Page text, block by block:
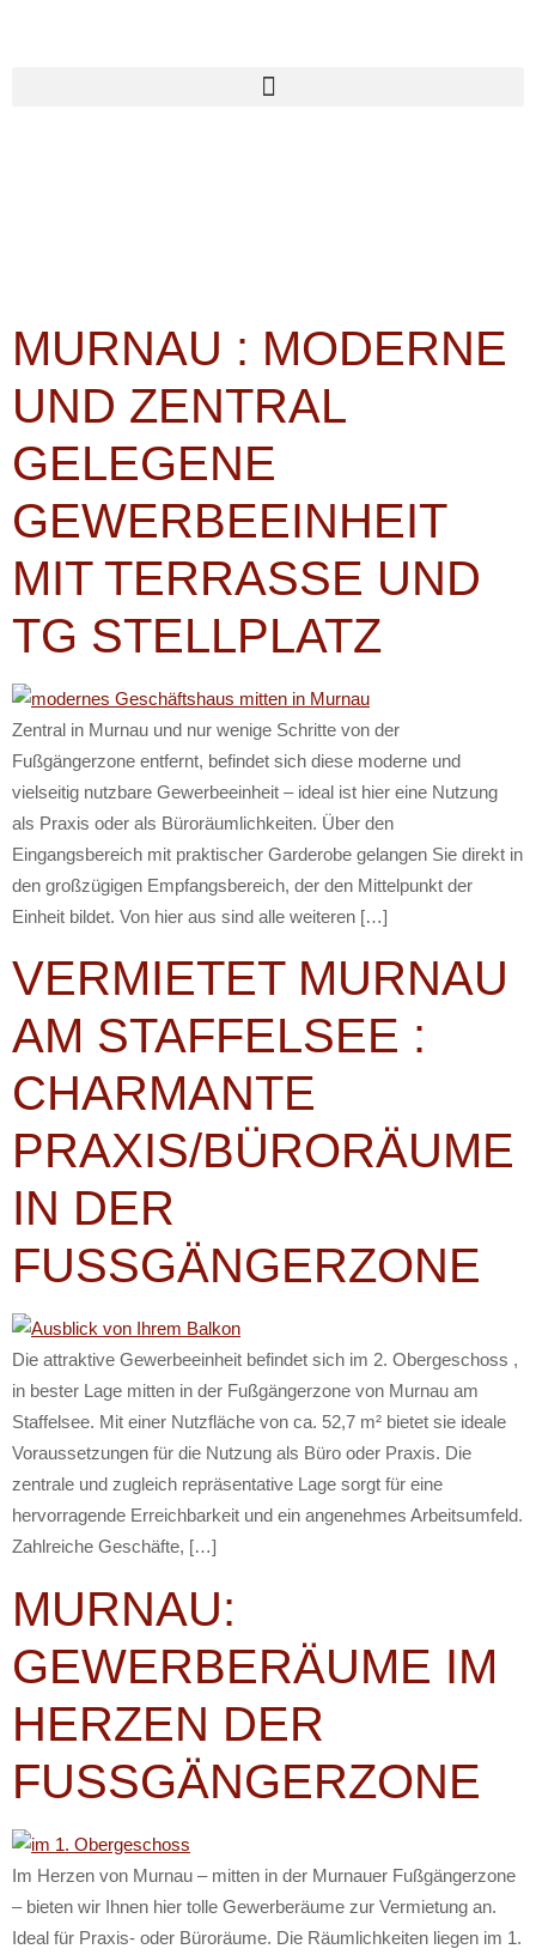
MURNAU : MODERNE
UND ZENTRAL
GELEGENE
GEWERBEEINHEIT
MIT TERRASSE UND
TG STELLPLATZ
Zentral in Murnau und nur wenige Schritte von der
Fußgängerzone entfernt, befindet sich diese moderne und
vielseitig nutzbare Gewerbeeinheit – ideal ist hier eine Nutzung
als Praxis oder als Büroräumlichkeiten. Über den
Eingangsbereich mit praktischer Garderobe gelangen Sie direkt in
den großzügigen Empfangsbereich, der den Mittelpunkt der
Einheit bildet. Von hier aus sind alle weiteren […]
VERMIETET MURNAU
AM STAFFELSEE :
CHARMANTE
PRAXIS/BÜRORÄUME
IN DER
FUSSGÄNGERZONE
Die attraktive Gewerbeeinheit befindet sich im 2. Obergeschoss ,
in bester Lage mitten in der Fußgängerzone von Murnau am
Staffelsee. Mit einer Nutzfläche von ca. 52,7 m² bietet sie ideale
Voraussetzungen für die Nutzung als Büro oder Praxis. Die
zentrale und zugleich repräsentative Lage sorgt für eine
hervorragende Erreichbarkeit und ein angenehmes Arbeitsumfeld.
Zahlreiche Geschäfte, […]
MURNAU:
GEWERBERÄUME IM
HERZEN DER
FUSSGÄNGERZONE
Im Herzen von Murnau – mitten in der Murnauer Fußgängerzone
– bieten wir Ihnen hier tolle Gewerberäume zur Vermietung an.
Ideal für Praxis- oder Büroräume. Die Räumlichkeiten liegen im 1.